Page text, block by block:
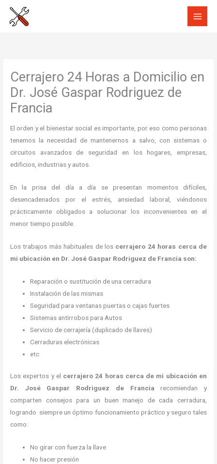
Cerrajero 24 Horas a Domicilio en
Dr. José Gaspar Rodriguez de
Francia
El orden y el bienestar social es importante, por eso como personas
tenemos la necesidad de mantenernos a salvo, con sistemas o
circuitos avanzados de seguridad en los hogares, empresas,
edificios, industrias y autos.
En la prisa del día a día se presentan momentos difíciles,
desencadenados por el estrés, ansiedad laboral, viéndonos
prácticamente obligados a solucionar los inconvenientes en el
menor tiempo posible.
Los trabajos más habituales de los cerrajero 24 horas cerca de
mi ubicación en Dr. José Gaspar Rodriguez de Francia son:
Reparación o sustitución de una cerradura
Instalación de las mismas
Seguridad para ventanas puertas o cajas fuertes
Sistemas antirrobos para Autos
Servicio de cerrajería (duplicado de llaves)
Cerraduras electrónicas
etc
Los expertos y el cerrajero 24 horas cerca de mi ubicación en
Dr. José Gaspar Rodriguez de Francia
recomiendan y
comparten consejos para un buen manejo de cada cerradura,
logrando siempre un óptimo funcionamiento práctico y seguro tales
como:
No girar con fuerza la llave
No hacer presión